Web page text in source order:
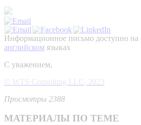
Информационное письмо доступно на
английском языках
С уважением,
© WTS Consulting LLC, 2023
Просмотры 2388
МАТЕРИАЛЫ ПО ТЕМЕ